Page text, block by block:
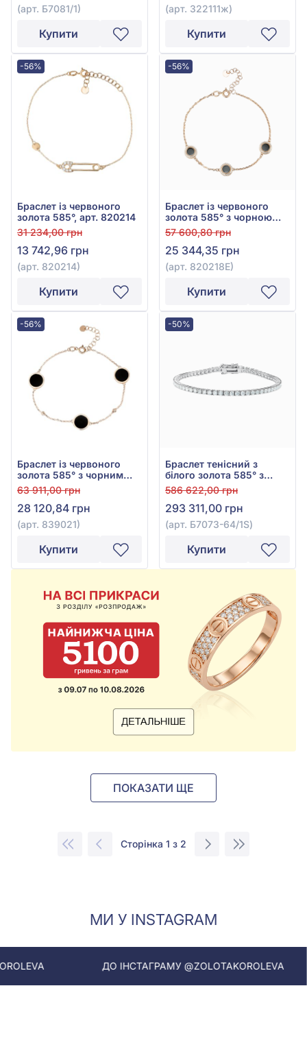
(арт. Б7081/1)
Купити
(арт. 322111ж)
Купити
-56%
Браслет із червоного
золота 585°, арт. 820214
31 234,00 грн
13 742,96 грн
(арт. 820214)
Купити
-56%
Браслет із червоного
золота 585° з чорною
емаллю та фіанітом/
куб.цирконієм, арт.
820218Е
57 600,80 грн
25 344,35 грн
(арт. 820218Е)
Купити
-56%
Браслет із червоного
золота 585° з чорним
агатом, арт. 839021
63 911,00 грн
28 120,84 грн
(арт. 839021)
Купити
-50%
Браслет теніcний з
білого золота 585° з
діамантами 3,41ct, арт.
Б7073-64/1S
586 622,00 грн
293 311,00 грн
(арт. Б7073-64/1S)
Купити
ПОКАЗАТИ ЩЕ
Сторінка 1 з 2
МИ У INSTAGRAM
ДО ІНСТАГРАМУ @ZOLOTAKOROLEVA ДО